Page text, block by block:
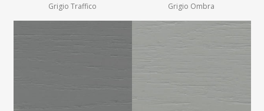
Grigio Traffico Grigio Ombra